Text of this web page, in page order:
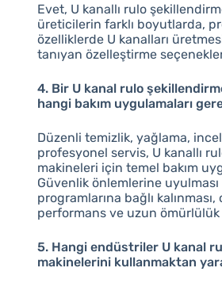
Evet, U kanallı rulo
üreticilerin farklı boyutlarda,
özelliklerde U kanalları
tanıyan özelleştirme
4. Bir U kanal rulo
hangi bakım uygulamaları
Düzenli temizlik, yağlama,
profesyonel servis, U kanallı
makineleri için temel bakım
Güvenlik önlemlerine uyulması
programlarına bağlı
performans ve uzun ömürlülük
5. Hangi endüstriler U kanal
makinelerini kullanmaktan